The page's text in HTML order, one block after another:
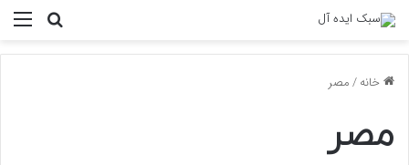
خانه/مصر
مصر